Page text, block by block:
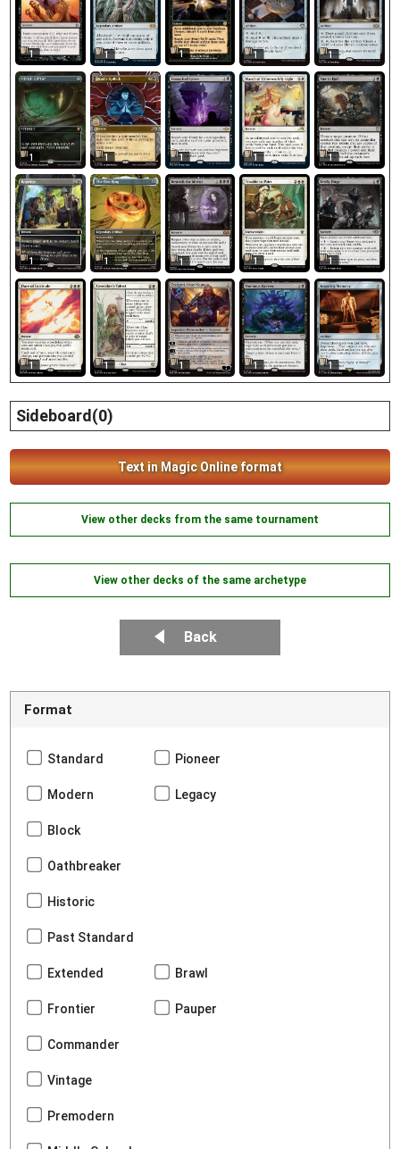
1 1 1 1 1
1 1 1 1 1
1 1 1 1 1
1 1 1 1 1
Sideboard(0)
Text in Magic Online format
View other decks from the same tournament
View other decks of the same archetype
Back
Format
Standard Pioneer
Modern Legacy
Block
Oathbreaker
Historic
Past Standard
Extended Brawl
Frontier Pauper
Commander
Vintage
Premodern